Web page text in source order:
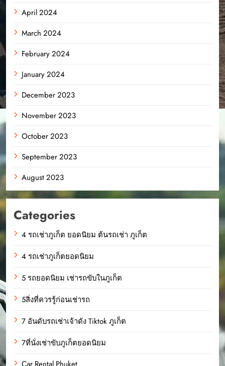
April 2024
March 2024
February 2024
January 2024
December 2023
November 2023
October 2023
September 2023
August 2023
Categories
4 รถเช่าภูเก็ต ยอดนิยม ต้นรถเช่า ภูเก็ต
4 รถเช่าภูเก็ตยอดนิยม
5 รถยอดนิยม เช่ารถขับในภูเก็ต
5สิ่งที่ควรรู้ก่อนเช่ารถ
7 อันดับรถเช่าเจ้าดัง Tiktok ภูเก็ต
7ที่นั่งเช่าขับภูเก็ตยอดนิยม